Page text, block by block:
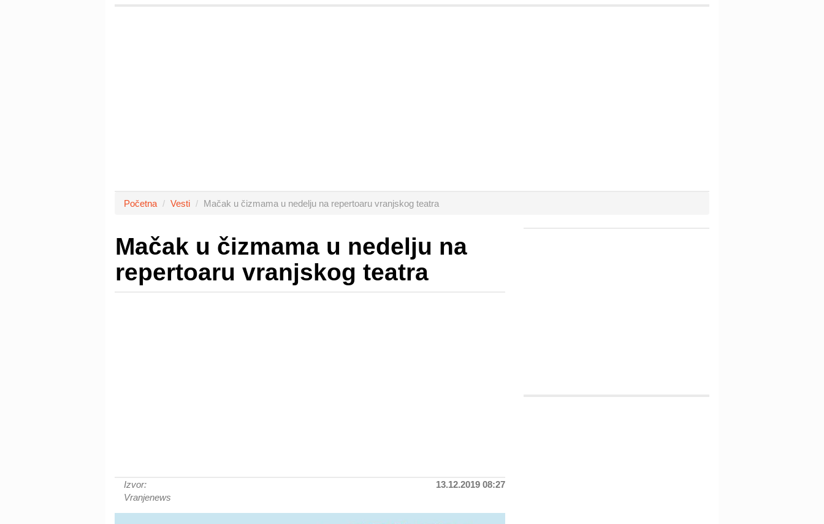
Početna Vesti Mačak u čizmama u nedelju na repertoaru vranjskog teatra
Mačak u čizmama u nedelju na
repertoaru vranjskog teatra
Izvor:
Vranjenews
13.12.2019 08:27